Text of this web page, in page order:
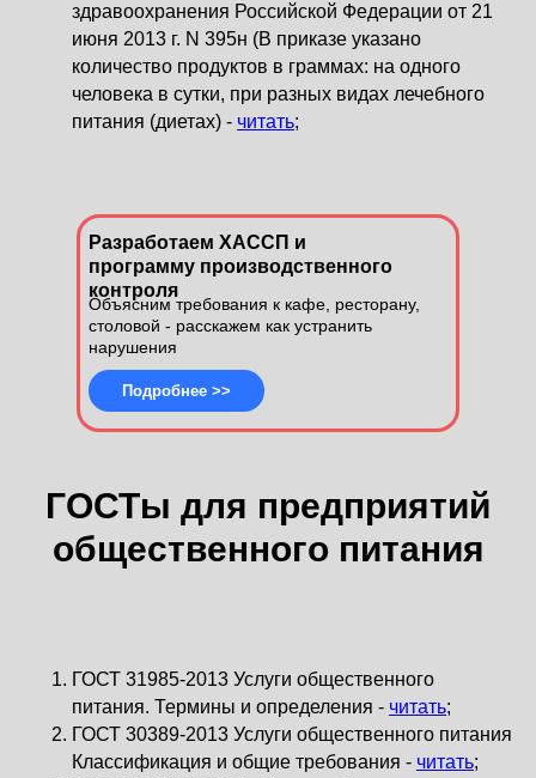
здравоохранения Российской Федерации от 21
июня 2013 г. N 395н (В приказе указано
количество продуктов в граммах: на одного
человека в сутки, при разных видах лечебного
питания (диетах) - читать;
Разработаем ХАССП и
программу производственного
контроля
Объясним требования к кафе, ресторану,
столовой - расскажем как устранить
нарушения
Подробнее >>
ГОСТы для предприятий
общественного питания
ГОСТ 31985-2013 Услуги общественного
питания. Термины и определения - читать;
ГОСТ 30389-2013 Услуги общественного питания
Классификация и общие требования - читать;